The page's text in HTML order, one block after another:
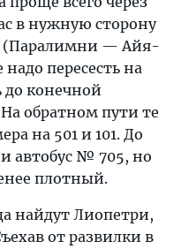
в нужную сторону
(Паралимни — Айя-
пересесть на
до конечной
обратном пути те
на 501 и 101. До
автобус № 705, но
плотный.
найдут Лиопетри,
от развилки в